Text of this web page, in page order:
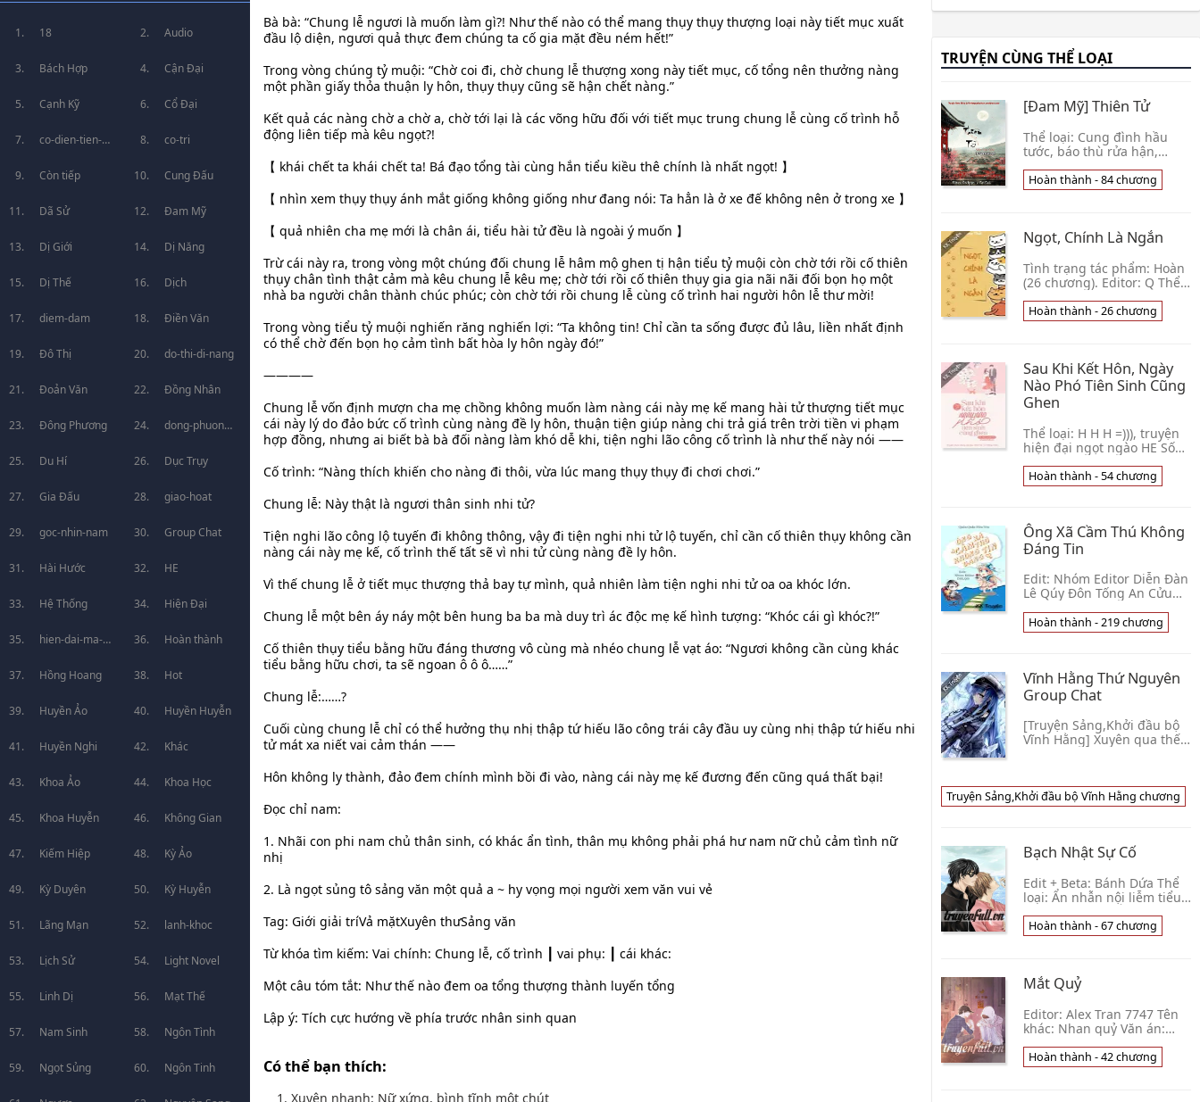
18 Audio
Bách Hợp Cận Đại
Cạnh Kỹ Cổ Đại
co-dien-tien-
hiep
co-tri
Còn tiếp Cung Đấu
Dã Sử Đam Mỹ
Dị Giới Dị Năng
Dị Thế Dịch
diem-dam Điền Văn
Đô Thị do-thi-di-nang
Đoản Văn Đồng Nhân
Đông Phương dong-phuong-
huyen-huyen
Du Hí Dục Trụy
Gia Đấu giao-hoat
goc-nhin-nam Group Chat
Hài Hước HE
Hệ Thống Hiện Đại
hien-dai-ma-
phap
Hoàn thành
Hồng Hoang Hot
Huyền Ảo Huyền Huyễn
Huyền Nghi Khác
Khoa Ảo Khoa Học
Khoa Huyễn Không Gian
Kiếm Hiệp Kỳ Ảo
Kỳ Duyên Kỳ Huyễn
Lãng Mạn lanh-khoc
Lịch Sử Light Novel
Linh Dị Mạt Thế
Nam Sinh Ngôn Tình
Ngọt Sủng Ngôn Tinh
Bà bà: “Chung lễ ngươi là muốn làm gì?! Như thế nào có thể mang thụy thụy thượng loại này tiết mục xuất
đầu lộ diện, ngươi quả thực đem chúng ta cố gia mặt đều ném hết!”
Trong vòng chúng tỷ muội: “Chờ coi đi, chờ chung lễ thượng xong này tiết mục, cố tổng nên thưởng nàng
một phần giấy thỏa thuận ly hôn, thụy thụy cũng sẽ hận chết nàng.”
Kết quả các nàng chờ a chờ a, chờ tới lại là các võng hữu đối với tiết mục trung chung lễ cùng cố trình hỗ
động liên tiếp mà kêu ngọt?!
【 khái chết ta khái chết ta! Bá đạo tổng tài cùng hắn tiểu kiều thê chính là nhất ngọt! 】
【 nhìn xem thụy thụy ánh mắt giống không giống như đang nói: Ta hẳn là ở xe đế không nên ở trong xe 】
【 quả nhiên cha mẹ mới là chân ái, tiểu hài tử đều là ngoài ý muốn 】
Trừ cái này ra, trong vòng một chúng đối chung lễ hâm mộ ghen tị hận tiểu tỷ muội còn chờ tới rồi cố thiên
thụy chân tình thật cảm mà kêu chung lễ kêu mẹ; chờ tới rồi cố thiên thụy gia gia nãi nãi đối bọn họ một
nhà ba người chân thành chúc phúc; còn chờ tới rồi chung lễ cùng cố trình hai người hôn lễ thư mời!
Trong vòng tiểu tỷ muội nghiến răng nghiến lợi: “Ta không tin! Chỉ cần ta sống được đủ lâu, liền nhất định
có thể chờ đến bọn họ cảm tình bất hòa ly hôn ngày đó!”
————
Chung lễ vốn định mượn cha mẹ chồng không muốn làm nàng cái này mẹ kế mang hài tử thượng tiết mục
cái này lý do đảo bức cố trình cùng nàng đề ly hôn, thuận tiện giúp nàng chi trả giá trên trời tiền vi phạm
hợp đồng, nhưng ai biết bà bà đối nàng làm khó dễ khi, tiện nghi lão công cố trình là như thế này nói ——
Cố trình: “Nàng thích khiến cho nàng đi thôi, vừa lúc mang thụy thụy đi chơi chơi.”
Chung lễ: Này thật là ngươi thân sinh nhi tử?
Tiện nghi lão công lộ tuyến đi không thông, vậy đi tiện nghi nhi tử lộ tuyến, chỉ cần cố thiên thụy không cần
nàng cái này mẹ kế, cố trình thế tất sẽ vì nhi tử cùng nàng đề ly hôn.
Vì thế chung lễ ở tiết mục thượng thả bay tự mình, quả nhiên làm tiện nghi nhi tử oa oa khóc lớn.
Chung lễ một bên áy náy một bên hung ba ba mà duy trì ác độc mẹ kế hình tượng: “Khóc cái gì khóc?!”
Cố thiên thụy tiểu bằng hữu đáng thương vô cùng mà nhéo chung lễ vạt áo: “Ngươi không cần cùng khác
tiểu bằng hữu chơi, ta sẽ ngoan ô ô ô……”
Chung lễ:……?
Cuối cùng chung lễ chỉ có thể hưởng thụ nhị thập tứ hiếu lão công trái cây đầu uy cùng nhị thập tứ hiếu nhi
tử mát xa niết vai cảm thán ——
Hôn không ly thành, đảo đem chính mình bồi đi vào, nàng cái này mẹ kế đương đến cũng quá thất bại!
Đọc chỉ nam:
1. Nhãi con phi nam chủ thân sinh, có khác ẩn tình, thân mụ không phải phá hư nam nữ chủ cảm tình nữ
nhị
2. Là ngọt sủng tô sảng văn một quả a ~ hy vọng mọi người xem văn vui vẻ
Tag: Giới giải tríVả mặtXuyên thưSảng văn
Từ khóa tìm kiếm: Vai chính: Chung lễ, cố trình ┃ vai phụ: ┃ cái khác:
Một câu tóm tắt: Như thế nào đem oa tổng thượng thành luyến tổng
Lập ý: Tích cực hướng về phía trước nhân sinh quan
Có thể bạn thích:
1. Xuyên nhanh: Nữ xứng, bình tĩnh một chút
TRUYỆN CÙNG THỂ LOẠI
[Đam Mỹ] Thiên Tử
Thể loại: Cung đình hầu
tước, báo thù rửa hận,
sinh, cổ trang, chủ công,
muộn tao độc ác hoàng đế
Hoàn thành - 84 chương
Ngọt, Chính Là Ngắn
Tình trạng tác phẩm: Hoàn
(26 chương). Editor: Q Thể
Hiện đại, HE, Tình cảm,
Ngọt sủng, Nhẹ nhàng,
Hoàn thành - 26 chương
Sau Khi Kết Hôn, Ngày
Nào Phó Tiên Sinh Cũng
Ghen
Thể loại: H H H =))), truyện
hiện đại ngọt ngào HE Số
Biên tập: Gà Mê Múi Bìa:
Gác Nhỏ Của Dạ Tước Có
Hoàn thành - 54 chương
Ông Xã Cầm Thú Không
Đáng Tin
Edit: Nhóm Editor Diễn Đàn
Lê Qúy Đôn Tống An Cửu
quyền thế nhưng cha mẹ
lại ly hôn, không ai quan
Hoàn thành - 219 chương
Vĩnh Hằng Thứ Nguyên
Group Chat
[Truyện Sảng,Khởi đầu bộ
Vĩnh Hằng] Xuyên qua thế
trùng thiên,ai ngờ đây mẹ
nó lại là cá👦
VinhHangIThoGia
Truyện Sảng,Khởi đầu bộ Vĩnh Hằng chương
Bạch Nhật Sự Cố
Edit + Beta: Bánh Dứa Thể
loại: Ẩn nhẫn nội liễm tiểu
ca nhà bên nam thần thụ,
hiện đại, niên hạ, trúc mã,
Hoàn thành - 67 chương
Mắt Quỷ
Editor: Alex Tran 7747 Tên
khác: Nhan quỷ Văn án:
những gì mà người khác
không thấy. Không phải là
Hoàn thành - 42 chương